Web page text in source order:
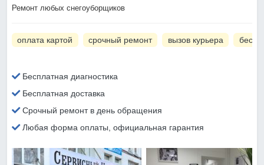
Ремонт любых снегоуборщиков
оплата картой срочный ремонт вызов курьера
Бесплатная диагностика
Бесплатная доставка
Срочный ремонт в день обращения
Любая форма оплаты, официальная гарантия